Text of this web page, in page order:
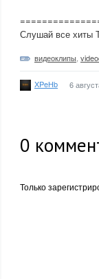
Слушай все хиты
видеоклипы
XPeHb 6
0
Только